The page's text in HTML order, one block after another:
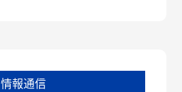
情報通信